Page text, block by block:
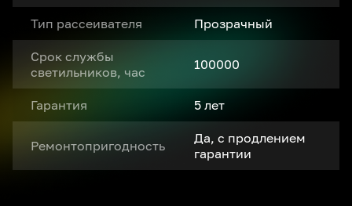
Тип рассеивателя Прозрачный
Срок службы
светильников, час
100000
Гарантия 5 лет
Ремонтопригодность
Да, с продлением
гарантии